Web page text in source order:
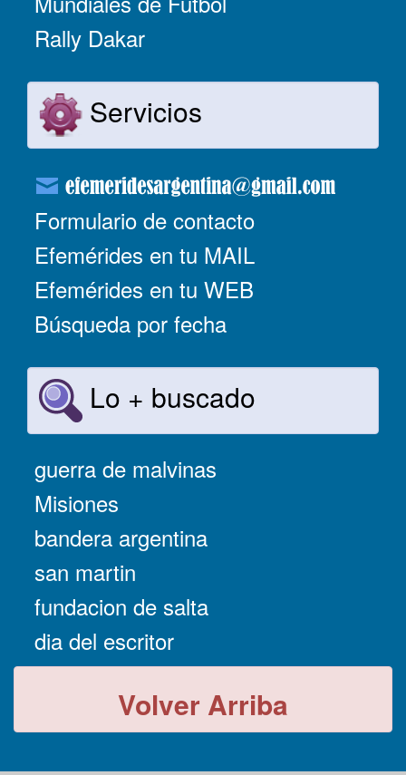
Rally Dakar
Servicios
Formulario de contacto
Efemérides en tu MAIL
Efemérides en tu WEB
Búsqueda por fecha
Lo + buscado
guerra de malvinas
Misiones
bandera argentina
san martin
fundacion de salta
dia del escritor
Volver Arriba